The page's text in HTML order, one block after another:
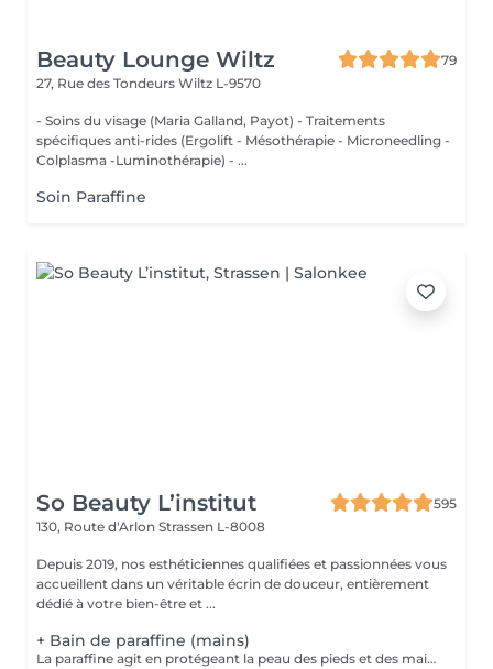
Beauty Lounge Wiltz
79
27, Rue des Tondeurs Wiltz L-9570
- Soins du visage (Maria Galland, Payot) - Traitements
spécifiques anti-rides (Ergolift - Mésothérapie - Microneedling -
Colplasma -Luminothérapie) - ...
Soin Paraffine
So Beauty L’institut
595
130, Route d'Arlon Strassen L-8008
Depuis 2019, nos esthéticiennes qualifiées et passionnées vous
accueillent dans un véritable écrin de douceur, entièrement
dédié à votre bien-être et ...
+ Bain de paraffine (mains)
La paraffine agit en protégeant la peau des pieds et des mains contre les agressions extérieures. Sa capacité de rétention d'eau favorise l'hydratation de la peau. Le traitement à la paraffine est idéal pour avoir des membres lisses. En effet, ce produit procure un effet rajeunissant à la peau, en plus de l'adoucir. Ce traitement est ainsi surtout recommandé à toute personne ayant la peau sèche.